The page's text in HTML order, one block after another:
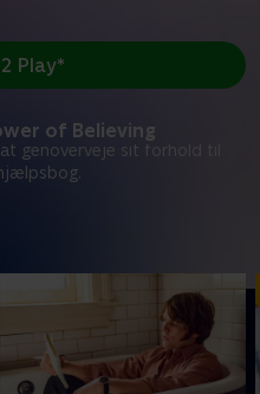
of Believing
genoverveje sit forhold til
Play*